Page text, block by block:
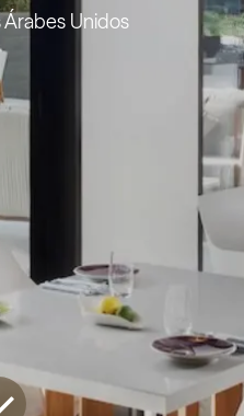
Árabes Unidos